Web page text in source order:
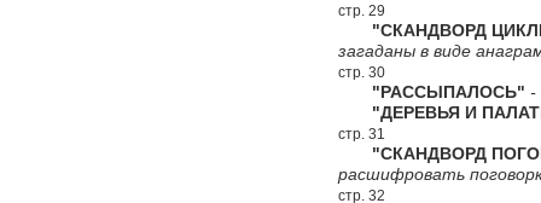
стр. 29
"СКАНДВОРД
загаданы в виде
стр. 30
"РАССЫПАЛОСЬ" -
"ДЕРЕВЬЯ И
стр. 31
"СКАНДВОРД
расшифровать
стр. 32